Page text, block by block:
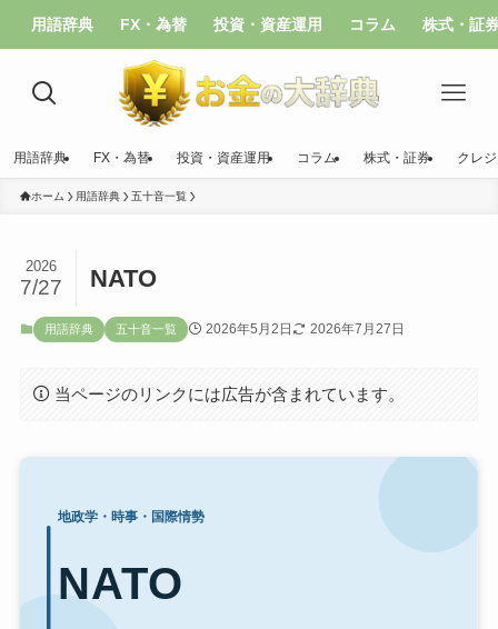
用語辞典 FX・為替 投資・資産運用 コラム 株式・証
用語辞典 FX・為替 投資・資産運用 コラム 株式・証券 クレ
ホーム 用語辞典 五十音一覧
NATO
2026
7/27
用語辞典 五十音一覧 2026年5月2日 2026年7月27日
当ページのリンクには広告が含まれています。